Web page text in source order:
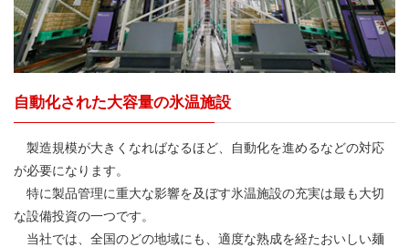
自動化された大容量の氷温施設
製造規模が大きくなればなるほど、自動化を進めるなどの対応
が必要になります。
特に製品管理に重大な影響を及ぼす氷温施設の充実は最も大切
な設備投資の一つです。
当社では、全国のどの地域にも、適度な熟成を経たおいしい麺